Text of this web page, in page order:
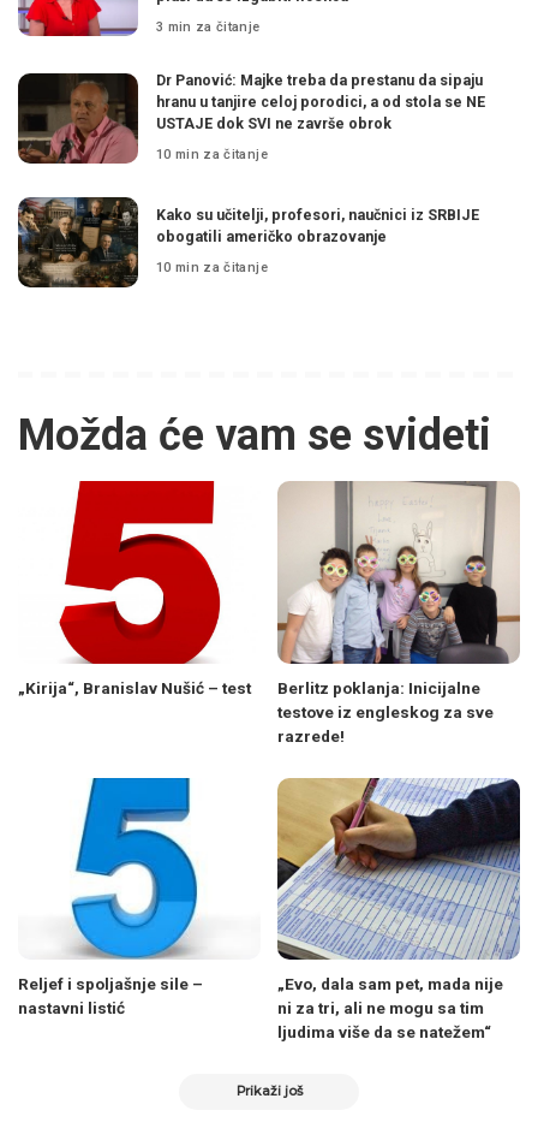
3 min za čitanje
Dr Panović: Majke treba da prestanu da sipaju
hranu u tanjire celoj porodici, a od stola se NE
USTAJE dok SVI ne završe obrok
10 min za čitanje
Kako su učitelji, profesori, naučnici iz SRBIJE
obogatili američko obrazovanje
10 min za čitanje
Možda će vam se svideti
„Kirija“, Branislav Nušić – test
Berlitz poklanja: Inicijalne
testove iz engleskog za sve
razrede!
Reljef i spoljašnje sile –
nastavni listić
„Evo, dala sam pet, mada nije
ni za tri, ali ne mogu sa tim
ljudima više da se natežem“
Prikaži još